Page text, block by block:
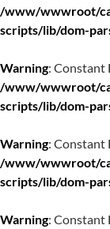
/www/wwwroot/
scripts/lib/dom-
Warning: Constant
/www/wwwroot/
scripts/lib/dom-
Warning: Constant
/www/wwwroot/
scripts/lib/dom-
Warning: Constant